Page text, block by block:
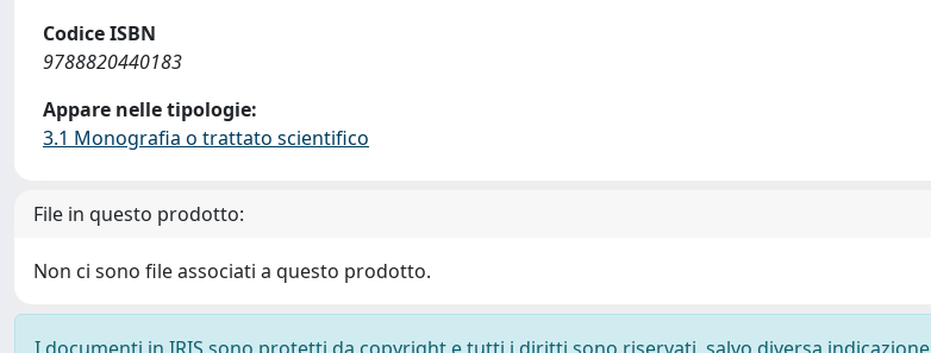
Codice ISBN
9788820440183
Appare nelle tipologie:
3.1 Monografia o trattato scientifico
File in questo prodotto:
Non ci sono file associati a questo prodotto.